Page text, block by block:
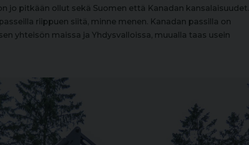
jo pitkään ollut sekä Suomen että Kanadan kansalaisuudet.
riippuen siitä, minne menen. Kanadan passilla on
yhteisön maissa ja Yhdysvalloissa, muualla taas usein